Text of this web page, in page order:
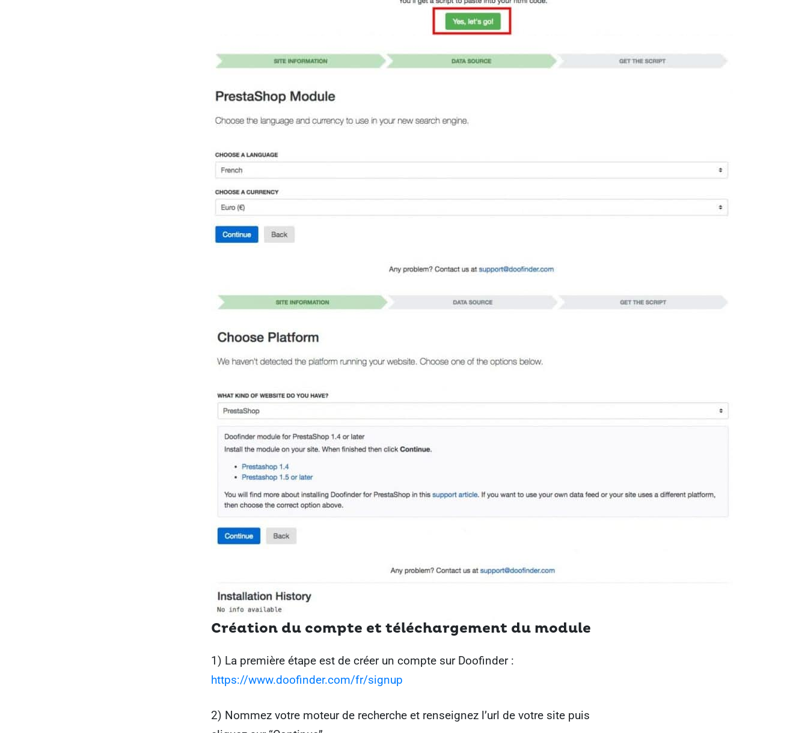
Création du compte et téléchargement du module
1) La première étape est de créer un compte sur Doofinder :
https://www.doofinder.com/fr/signup
2) Nommez votre moteur de recherche et renseignez l’url de votre site puis